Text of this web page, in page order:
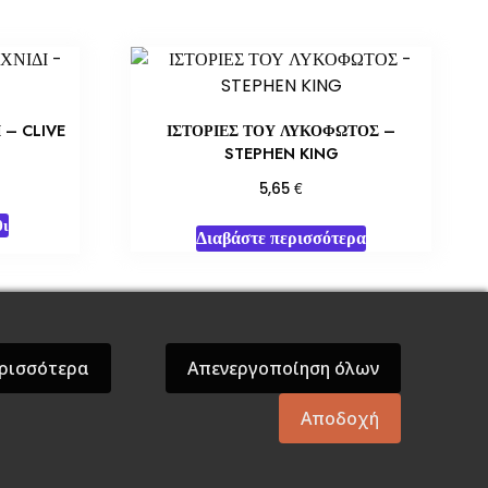
CLIVE
ΙΣΤΟΡΙΕΣ ΤΟΥ ΛΥΚΟΦΩΤΟΣ –
STEPHEN KING
5,65€
Διαβάστε περισσότερα
Βάρδος Gift Boxes Σε Προσφορά
Απενεργοποίηση όλων
Αποδοχή